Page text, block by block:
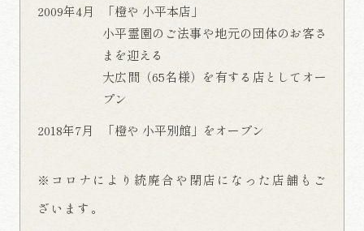
2009年4月
「橙や 小平本店」
小平霊園のご法事や地元の団体のお客さ
まを迎える
大広間（65名様）を有する店としてオー
プン
2018年7月
「橙や 小平別館」をオープン
※コロナにより統廃合や閉店になった店舗もご
ざいます。